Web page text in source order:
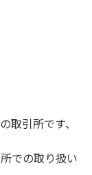
取引所です、
での取り扱い